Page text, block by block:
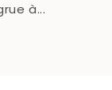
à...